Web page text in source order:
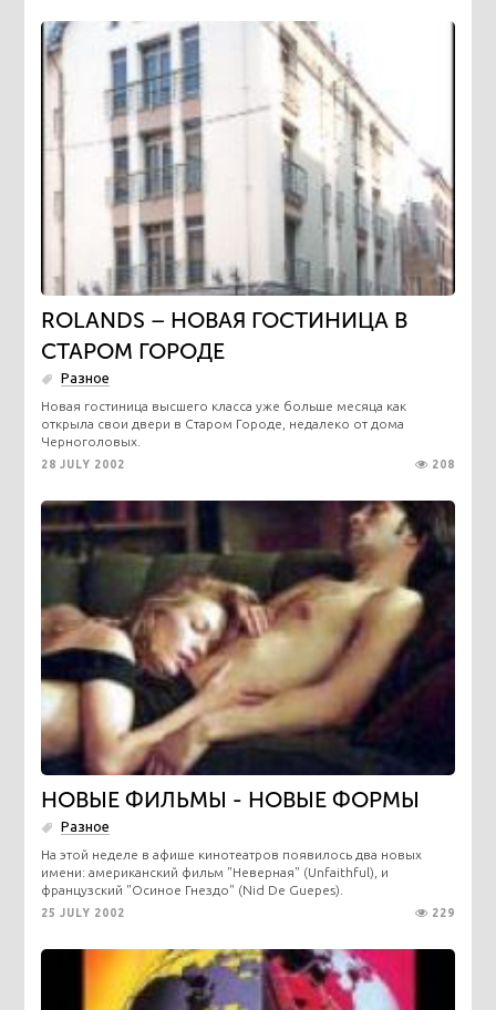
ROLANDS – НОВАЯ ГОСТИНИЦА В
СТАРОМ ГОРОДЕ
Разное
Новая гостиница высшего класса уже больше месяца как
открыла свои двери в Старом Городе, недалеко от дома
Черноголовых.
28 JULY 2002 208
НОВЫЕ ФИЛЬМЫ - НОВЫЕ ФОРМЫ
Разное
На этой неделе в афише кинотеатров появилось два новых
имени: американский фильм "Неверная" (Unfaithful), и
французский "Осиное Гнездо" (Nid De Guepes).
25 JULY 2002 229